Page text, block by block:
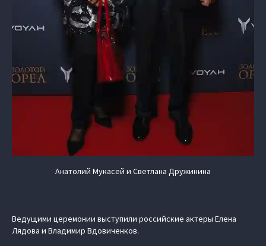
Анатолий Мукасей и Светлана Дружинина
Ведущими церемонии выступили российские актеры Елена
Лядова и Владимир Вдовиченков.